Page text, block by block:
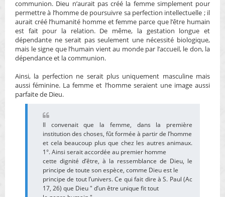
communion. Dieu n’aurait pas créé la femme simplement pour
permettre à l’homme de poursuivre sa perfection intellectuelle ; il
aurait créé l’humanité homme et femme parce que l’être humain
est fait pour la relation. De même, la gestation longue et
dépendante ne serait pas seulement une nécessité biologique,
mais le signe que l’humain vient au monde par l’accueil, le don, la
dépendance et la communion.
Ainsi, la perfection ne serait plus uniquement masculine mais
aussi féminine. La femme et l’homme seraient une image aussi
parfaite de Dieu.
Il convenait que la femme, dans la première
institution des choses, fût formée à partir de l’homme
et cela beaucoup plus que chez les autres animaux.
1°. Ainsi serait accordée au premier homme
cette dignité d’être, à la ressemblance de Dieu, le
principe de toute son espèce, comme Dieu est le
principe de tout l’univers. Ce qui fait dire à S. Paul (Ac
17, 26) que Dieu " d’un être unique fit tout